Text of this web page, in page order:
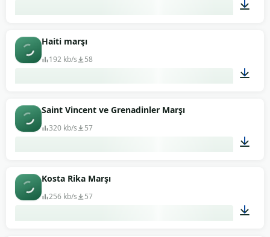
Haiti marşı
192 kb/s 58
Saint Vincent ve Grenadinler Marşı
320 kb/s 57
Kosta Rika Marşı
256 kb/s 57